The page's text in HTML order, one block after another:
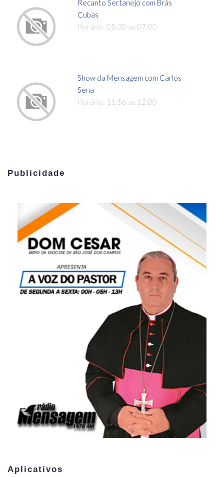
Recanto Sertanejo com Brás
Cubas
Horário: 05:30 as 07:00
Show da Mensagem com Carlos
Sena
Horário: 11:56 as 12:00
Publicidade
Aplicativos